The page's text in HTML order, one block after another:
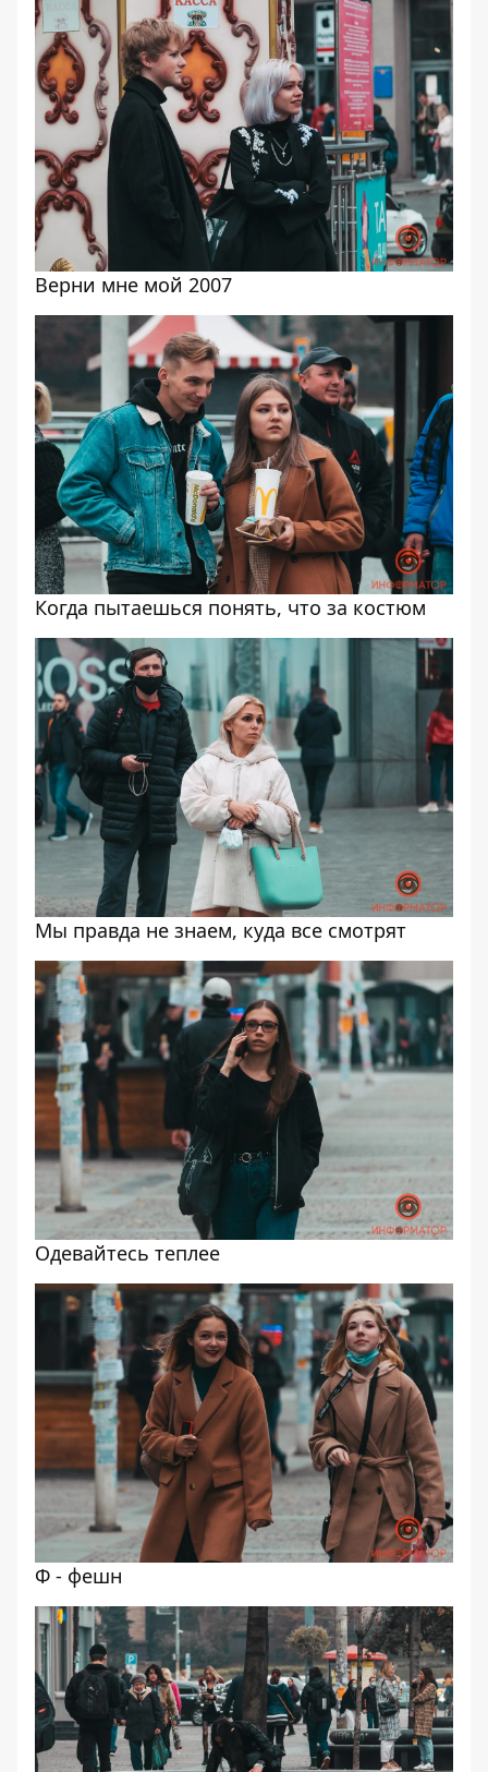
Верни мне мой 2007
Когда пытаешься понять, что за костюм
Мы правда не знаем, куда все смотрят
Одевайтесь теплее
Ф - фешн